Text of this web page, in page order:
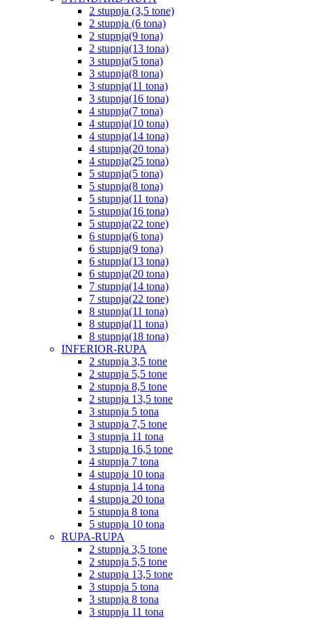
2 stupnja (3,5 tone)
2 stupnja (6 tona)
2 stupnja(9 tona)
2 stupnja(13 tona)
3 stupnja(5 tona)
3 stupnja(8 tona)
3 stupnja(11 tona)
3 stupnja(16 tona)
4 stupnja(7 tona)
4 stupnja(10 tona)
4 stupnja(14 tona)
4 stupnja(20 tona)
4 stupnja(25 tona)
5 stupnja(5 tona)
5 stupnja(8 tona)
5 stupnja(11 tona)
5 stupnja(16 tona)
5 stupnja(22 tone)
6 stupnja(6 tona)
6 stupnja(9 tona)
6 stupnja(13 tona)
6 stupnja(20 tona)
7 stupnja(14 tona)
7 stupnja(22 tone)
8 stupnja(11 tona)
8 stupnja(11 tona)
8 stupnja(18 tona)
INFERIOR-RUPA
2 stupnja 3,5 tone
2 stupnja 5,5 tone
2 stupnja 8,5 tone
2 stupnja 13,5 tone
3 stupnja 5 tona
3 stupnja 7,5 tone
3 stupnja 11 tona
3 stupnja 16,5 tone
4 stupnja 7 tona
4 stupnja 10 tona
4 stupnja 14 tona
4 stupnja 20 tona
5 stupnja 8 tona
5 stupnja 10 tona
RUPA-RUPA
2 stupnja 3,5 tone
2 stupnja 5,5 tone
2 stupnja 13,5 tone
3 stupnja 5 tona
3 stupnja 8 tona
3 stupnja 11 tona